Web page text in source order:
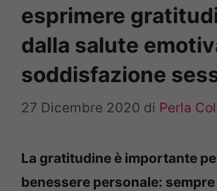
esprimere
dalla salute
soddisfazione
27 Dicembre 2020 di Perla
La gratitudine è importante
benessere personale: